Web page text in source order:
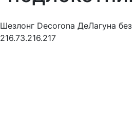
Шезлонг Decorona ДеЛагуна
216.73.216.217